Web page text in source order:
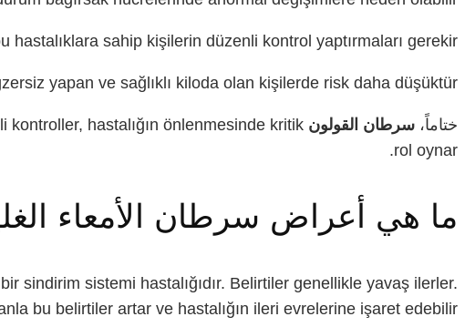
sahip kişilerin düzenli kontrol yaptırmaları gerekir.
yapan ve sağlıklı kiloda olan kişilerde risk daha düşüktür.
ختاماً، سرطان القولون kontroller, hastalığın önlenmesinde kritik
rol oynar.
ما هي أعراض سرطان الأمعاء
sindirim sistemi hastalığıdır. Belirtiler genellikle yavaş ilerler.
bu belirtiler artar ve hastalığın ileri evrelerine işaret edebilir.